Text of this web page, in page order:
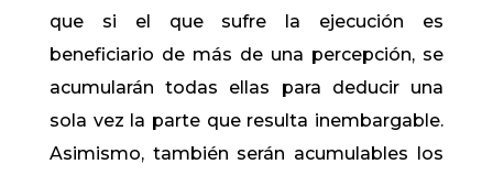
que si el que sufre la ejecución es
beneficiario de más de una percepción, se
acumularán todas ellas para deducir una
sola vez la parte que resulta inembargable.
Asimismo, también serán acumulables los